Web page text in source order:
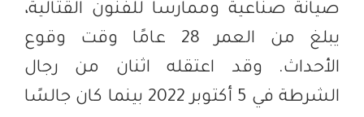
صيانة صناعية وممارسا للفنون القتالية،
يبلغ من العمر 28 عامًا وقت وقوع
الأحداث. وقد اعتقله اثنان من رجال
الشرطة في 5 أكتوبر 2022 بينما كان جالسًا